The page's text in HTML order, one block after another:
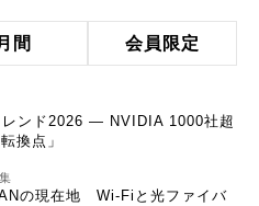
間 会員限定
レンド2026 ― NVIDIA 1000社超
換点」
の現在地 Wi-Fiと光ファイバ